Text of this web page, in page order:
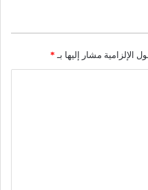
الإلزامية مشار إليها بـ *